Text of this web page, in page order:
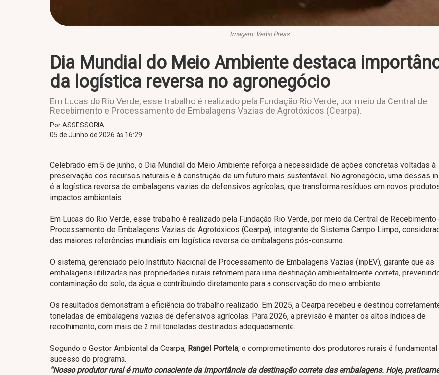
Imagem: Verbo Press
Dia Mundial do Meio Ambiente destaca
da logística reversa no agronegócio
Em Lucas do Rio Verde, esse trabalho é realizado pela Fundação Rio Verde, por meio da Central de
Recebimento e Processamento de Embalagens Vazias de Agrotóxicos (Cearpa).
Por ASSESSORIA
05 de Junho de 2026 às 16:29
Celebrado em 5 de junho, o Dia Mundial do Meio Ambiente reforça a necessidade de ações concretas voltadas à
preservação dos recursos naturais e à construção de um futuro mais sustentável. No agronegócio, uma dessas
é a logística reversa de embalagens vazias de defensivos agrícolas, que transforma resíduos em novos
impactos ambientais.
Em Lucas do Rio Verde, esse trabalho é realizado pela Fundação Rio Verde, por meio da Central de Recebimento
Processamento de Embalagens Vazias de Agrotóxicos (Cearpa), integrante do Sistema Campo Limpo,
das maiores referências mundiais em logística reversa de embalagens pós-consumo.
O sistema, gerenciado pelo Instituto Nacional de Processamento de Embalagens Vazias (inpEV), garante que as
embalagens utilizadas nas propriedades rurais retornem para uma destinação ambientalmente correta,
contaminação do solo, da água e contribuindo diretamente para a conservação do meio ambiente.
Os resultados demonstram a eficiência do trabalho realizado. Em 2025, a Cearpa recebeu e destinou
toneladas de embalagens vazias de defensivos agrícolas. Para 2026, a previsão é manter os altos índices de
recolhimento, com mais de 2 mil toneladas destinados adequadamente.
Segundo o Gestor Ambiental da Cearpa, Rangel Portela, o comprometimento dos produtores rurais é fundamental
sucesso do programa.
“Nosso produtor rural é muito consciente da importância da destinação correta das embalagens. Hoje,